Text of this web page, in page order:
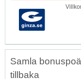
Samla
tillbaka